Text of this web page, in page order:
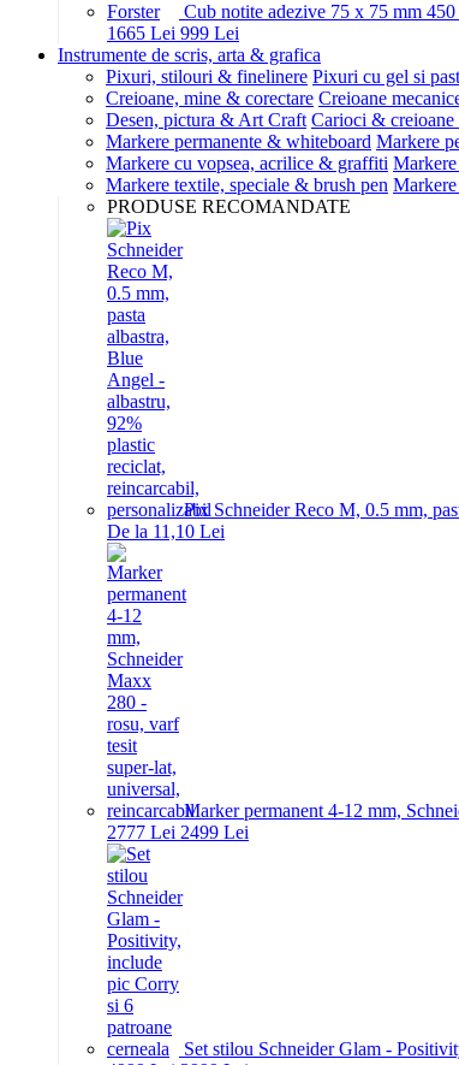
Cub notite adezive 75 x 75 mm
1665 Lei 999 Lei
Instrumente de scris, arta & grafica
Pixuri, stilouri & finelinere Pixuri cu gel si
Creioane, mine & corectare Creioane
Desen, pictura & Art Craft Carioci & creioane
Markere permanente & whiteboard Markere
Markere cu vopsea, acrilice & graffiti
Markere textile, speciale & brush pen
PRODUSE RECOMANDATE
Pix Schneider Reco M, 0.5 mm,
De la 11,10 Lei
Marker permanent 4-12 mm,
2777 Lei 2499 Lei
Set stilou Schneider Glam -